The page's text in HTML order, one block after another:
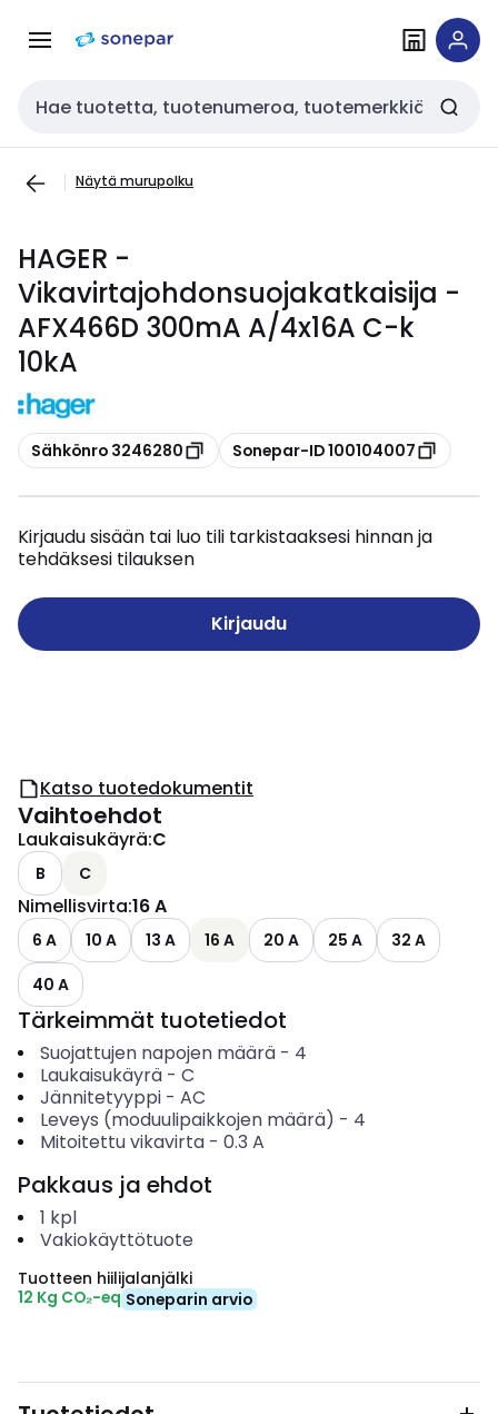
navigointiinsisältöön
Haku
Näytä murupolku
HAGER -
Vikavirtajohdonsuojakatkaisija -
AFX466D 300mA A/4x16A C-k
10kA
Kopioi
Sähkönro 3246280 Kopioi
Sonepar-ID 100104007
Kirjaudu sisään tai luo tili tarkistaaksesi hinnan ja
tehdäksesi tilauksen
Kirjaudu
Katso tuotedokumentit
Vaihtoehdot
Laukaisukäyrä:C
B C
Nimellisvirta:16 A
6 A 10 A 13 A 16 A 20 A 25 A
32 A
40 A
Tärkeimmät tuotetiedot
Suojattujen napojen määrä- 4
Laukaisukäyrä- C
Jännitetyyppi- AC
Leveys (moduulipaikkojen määrä) - 4
Mitoitettu vikavirta- 0.3 A
Pakkaus ja ehdot
1 kpl
Vakiokäyttötuote
Tuotteen hiilijalanjälki
12 Kg CO₂-eq Soneparin arvio